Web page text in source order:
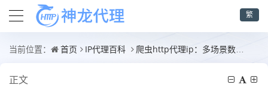
繁
当前位置： 首页 IP代理百科 爬虫http代理ip：多场景数据抓取高效解决方案
正文